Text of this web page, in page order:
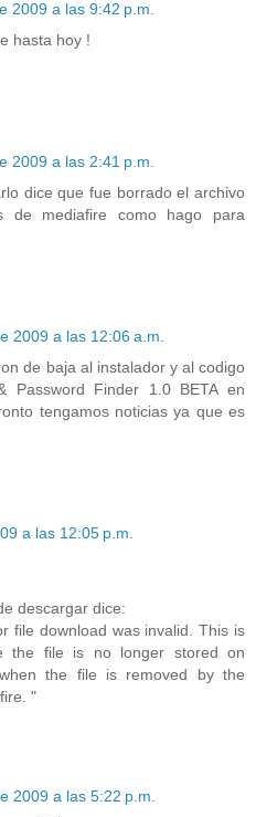
2009 a las 9:42 p.m.
hasta hoy !
2009 a las 2:41 p.m.
dice que fue borrado el archivo
de mediafire como hago para
2009 a las 12:06 a.m.
de baja al instalador y al codigo
Password Finder 1.0 BETA en
tengamos noticias ya que es
a las 12:05 p.m.
descargar dice:
file download was invalid. This is
the file is no longer stored on
the file is removed by the
"
2009 a las 5:22 p.m.